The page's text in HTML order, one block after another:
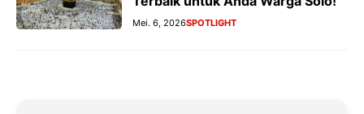
Mei. 6, 2026SPOTLIGHT